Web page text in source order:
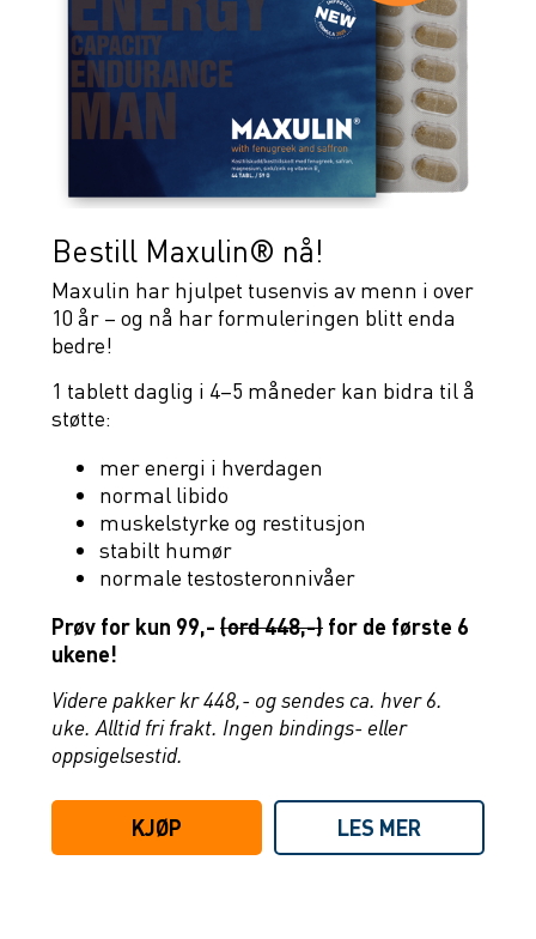
Bestill Maxulin® nå!
Maxulin har hjulpet tusenvis av menn i over
10 år – og nå har formuleringen blitt enda
bedre!
1 tablett daglig i 4–5 måneder kan bidra til å
støtte:
mer energi i hverdagen
normal libido
muskelstyrke og restitusjon
stabilt humør
normale testosteronnivåer
Prøv for kun 99,- (ord 448,-) for de første 6
ukene!
Videre pakker kr 448,- og sendes ca. hver 6.
uke. Alltid fri frakt. Ingen bindings- eller
oppsigelsestid.
KJØP LES MER